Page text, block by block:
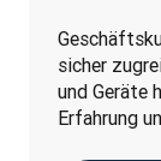
sicher
und Geräte
Erfahrung